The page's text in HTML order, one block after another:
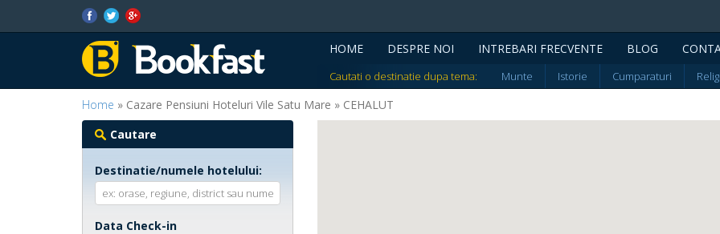
HOME DESPRE NOI INTREBARI FRECVENTE BLOG
Cautati o destinatie dupa tema:
Munte Istorie Cumparaturi
Home » Cazare Pensiuni Hoteluri Vile Satu Mare » CEHALUT
Cautare
Destinatie/numele hotelului:
Data Check-in